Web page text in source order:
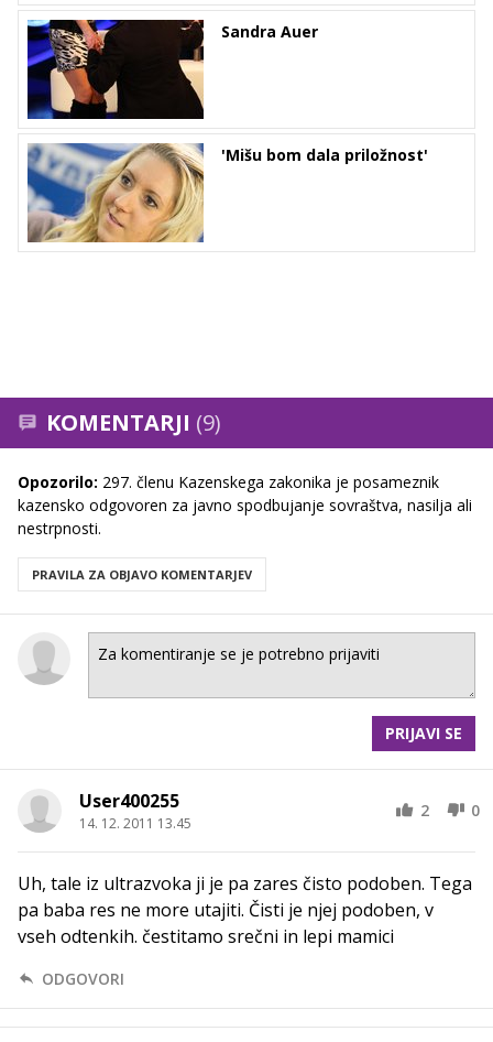
Sandra Auer
'Mišu bom dala priložnost'
KOMENTARJI (9)
Opozorilo: 297. členu Kazenskega zakonika je posameznik
kazensko odgovoren za javno spodbujanje sovraštva, nasilja ali
nestrpnosti.
PRAVILA ZA OBJAVO KOMENTARJEV
PRIJAVI SE
User400255
14. 12. 2011 13.45
2 0
Uh, tale iz ultrazvoka ji je pa zares čisto podoben. Tega
pa baba res ne more utajiti. Čisti je njej podoben, v
vseh odtenkih. čestitamo srečni in lepi mamici
ODGOVORI